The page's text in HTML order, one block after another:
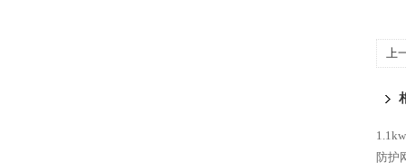
上
防护